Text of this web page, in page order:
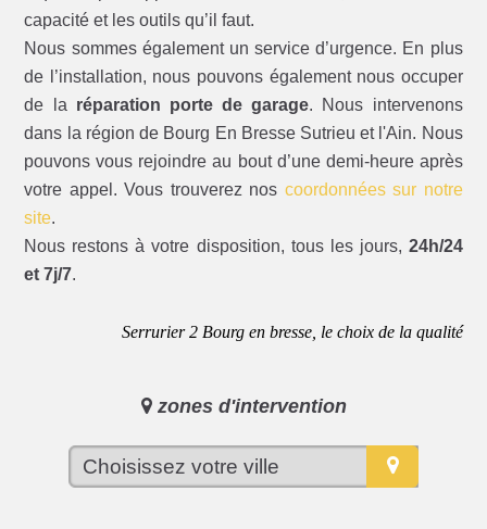
capacité et les outils qu’il faut.
Nous sommes également un service d’urgence. En plus
de l’installation, nous pouvons également nous occuper
de la réparation porte de garage. Nous intervenons
dans la région de Bourg En Bresse Sutrieu et l'Ain. Nous
pouvons vous rejoindre au bout d’une demi-heure après
votre appel. Vous trouverez nos coordonnées sur notre
site.
Nous restons à votre disposition, tous les jours, 24h/24
et 7j/7.
Serrurier 2 Bourg en bresse, le choix de la qualité
zones d'intervention